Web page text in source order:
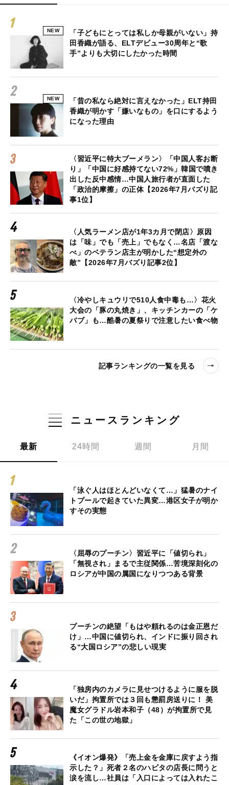
NEW
「子どもにとっては私しか母親がいない」持
田香織が語る、ELTデビュー30周年と“歌
手”よりも大切にしたかった時間
NEW
「昔の私なら絶対に言えなかった」ELT持田
香織が明かす「嫌いなもの」を口にするよう
になった理由
〈習近平に特大ブーメラン〉「中国人客お断
り」「中国に好感持てない72%」韓国で噴き
出した反中感情…中国人旅行者が直面した
「政治的摩擦」の正体【2026年7月バズり記
事1位】
〈人気ラーメン店が1年3カ月で閉店〉原因
は「味」でも「売上」でもなく…名店「渡な
べ」のベテラン店主が明かした“想定外の
敵”【2026年7月バズり記事2位】
〈冷やしキュウリで510人食中毒も…〉花火
大会の「豚の丸焼き」、キッチンカーの「ケ
バブ」も…酷暑の夏祭りで注意したい食べ物
記事ランキングの一覧を見る
ニュースランキング
最新 24時間 週間 月間
「泳ぐ人はほとんどいなくて…」猛暑のナイ
トプールで起きていた異変…港区女子が明か
すその実態
〈屈辱のプーチン〉習近平に「値切られ」
「無視され」まるで主従関係…苦境深刻化の
ロシアが中国の属国になりつつある背景
プーチンの絶望「もはや頼れるのは金正恩だ
け」…中国に値切られ、インドに振り回され
る“大国ロシア”の悲しい現実
「独房内のカメラに見せつけるように服を脱
いだ」拘置所では３回も懲罰房送りに！ 美
魔女グラドル岩本和子（48）が拘置所で見
た「この世の地獄」
《イオン爆発》「売上金を金庫に戻すよう指
示した？」死者２名のハビタの店長に問うと
涙を流し…社員は「入口によっては入れたこ